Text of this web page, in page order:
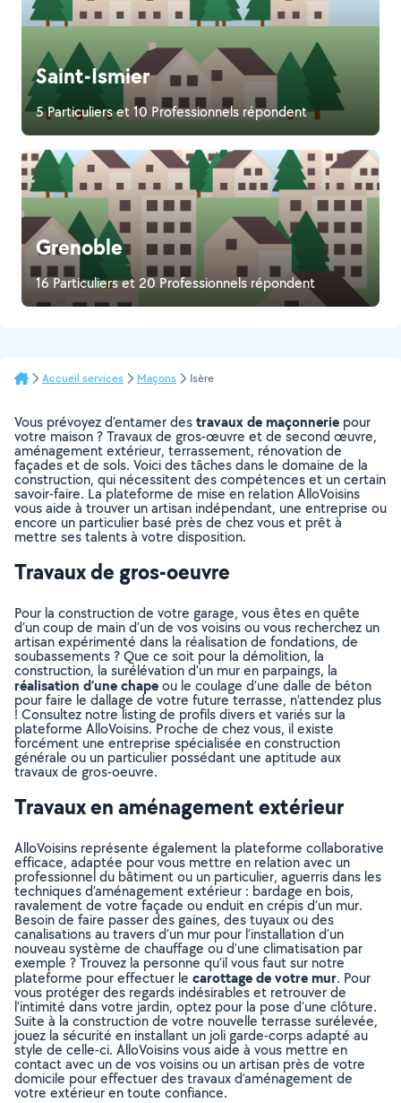
Saint-Ismier
5 Particuliers et 10 Professionnels répondent
Grenoble
16 Particuliers et 20 Professionnels répondent
Accueil services Maçons Isère
Vous prévoyez d’entamer destravaux de maçonnerie pour
votre maison ? Travaux de gros-œuvre et de second œuvre,
aménagement extérieur, terrassement, rénovation de
façades et de sols. Voici des tâches dans le domaine de la
construction, qui nécessitent des compétences et un certain
savoir-faire. La plateforme de mise en relation AlloVoisins
vous aide à trouver un artisan indépendant, une entreprise ou
encore un particulier basé près de chez vous et prêt à
mettre ses talents à votre disposition.
Travaux de gros-oeuvre
Pour la construction de votre garage, vous êtes en quête
d’un coup de main d’un de vos voisins ou vous recherchez un
artisan expérimenté dans la réalisation de fondations, de
soubassements ? Que ce soit pour la démolition, la
construction, la surélévation d’un mur en parpaings, la
réalisation d’une chapeou le coulage d’une dalle de béton
pour faire le dallage de votre future terrasse, n’attendez plus
! Consultez notre listing de profils divers et variés sur la
plateforme AlloVoisins. Proche de chez vous, il existe
forcément une entreprise spécialisée en construction
générale ou un particulier possédant une aptitude aux
travaux de gros-oeuvre.
Travaux en aménagement extérieur
AlloVoisins représente également la plateforme collaborative
efficace, adaptée pour vous mettre en relation avec un
professionnel du bâtiment ou un particulier, aguerris dans les
techniques d’aménagement extérieur : bardage en bois,
ravalement de votre façade ou enduit en crépis d’un mur.
Besoin de faire passer des gaines, des tuyaux ou des
canalisations au travers d’un mur pour l’installation d’un
nouveau système de chauffage ou d’une climatisation par
exemple ? Trouvez la personne qu’il vous faut sur notre
plateforme pour effectuer le carottage de votre mur. Pour
vous protéger des regards indésirables et retrouver de
l’intimité dans votre jardin, optez pour la pose d’une clôture.
Suite à la construction de votre nouvelle terrasse surélevée,
jouez la sécurité en installant un joli garde-corps adapté au
style de celle-ci. AlloVoisins vous aide à vous mettre en
contact avec un de vos voisins ou un artisan près de votre
domicile pour effectuer des travaux d’aménagement de
votre extérieur en toute confiance.